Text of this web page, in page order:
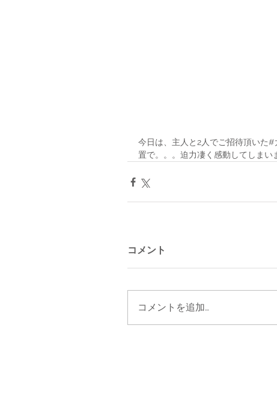
今日は、主人と2人でご招待頂いた
置で。。。迫力凄く感動してしま
コメント
コメントを追加…